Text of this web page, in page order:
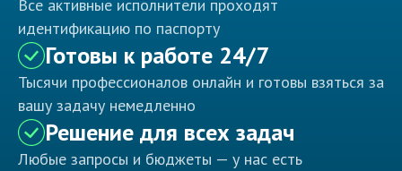
Все активные исполнители проходят
идентификацию по паспорту
Готовы к работе 24/7
Тысячи профессионалов онлайн и готовы взяться за
вашу задачу немедленно
Решение для всех задач
Любые запросы и бюджеты — у нас есть